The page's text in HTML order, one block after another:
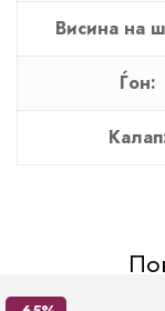
Висина на
Ѓон: